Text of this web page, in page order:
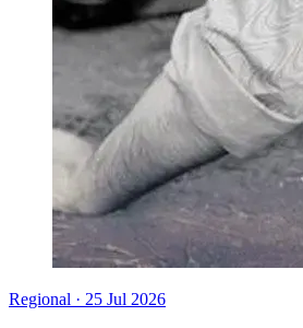
Regional · 25 Jul 2026